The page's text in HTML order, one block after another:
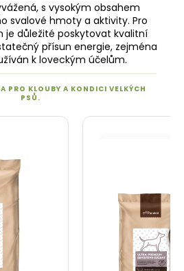
s vysokým obsahem
svalové hmoty a aktivity. Pro
je důležité poskytovat kvalitní
přísun energie, zejména
k loveckým účelům.